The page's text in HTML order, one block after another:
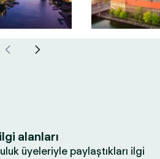
alanları
üyeleriyle paylaştıkları ilgi